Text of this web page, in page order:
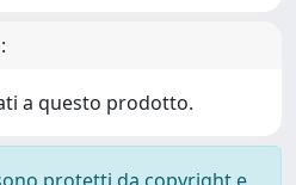
a questo prodotto.